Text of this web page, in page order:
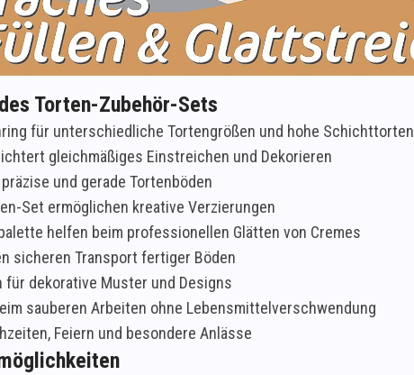
Torten-Zubehör-Sets
für unterschiedliche Tortengrößen und hohe Schichttorten
gleichmäßiges Einstreichen und Dekorieren
und gerade Tortenböden
Set ermöglichen kreative Verzierungen
helfen beim professionellen Glätten von Cremes
sicheren Transport fertiger Böden
dekorative Muster und Designs
sauberen Arbeiten ohne Lebensmittelverschwendung
Feiern und besondere Anlässe